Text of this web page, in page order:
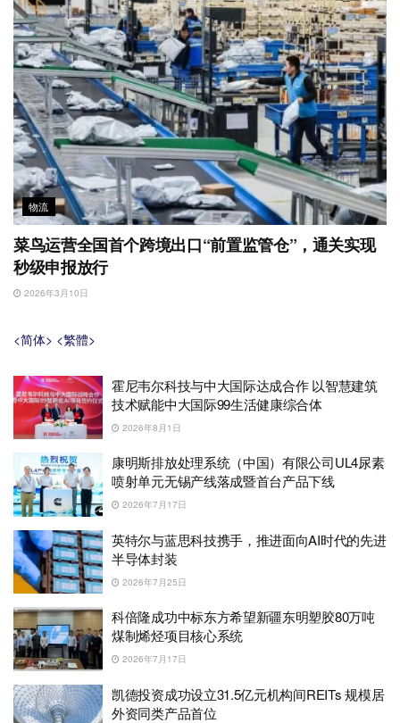
物流
菜鸟运营全国首个跨境出口“前置监管仓”，通关实现
秒级申报放行
2026年3月10日
<简体> <繁體>
霍尼韦尔科技与中大国际达成合作 以智慧建筑
技术赋能中大国际99生活健康综合体
2026年8月1日
康明斯排放处理系统（中国）有限公司UL4尿素
喷射单元无锡产线落成暨首台产品下线
2026年7月17日
英特尔与蓝思科技携手，推进面向AI时代的先进
半导体封装
2026年7月25日
科倍隆成功中标东方希望新疆东明塑胶80万吨
煤制烯烃项目核心系统
2026年7月17日
凯德投资成功设立31.5亿元机构间REITs 规模居
外资同类产品首位